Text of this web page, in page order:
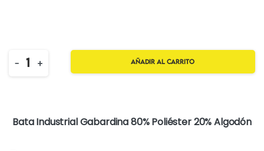
Quantity
- + Añadir al carrito
Bata Industrial Gabardina 80% Poliéster 20% Algodón